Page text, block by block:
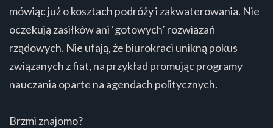
mówiąc już o kosztach podróży i zakwaterowania. Nie
oczekują zasiłków ani ‘gotowych’ rozwiązań
rządowych. Nie ufają, że biurokraci unikną pokus
związanych z fiat, na przykład promując programy
nauczania oparte na agendach politycznych.
Brzmi znajomo?